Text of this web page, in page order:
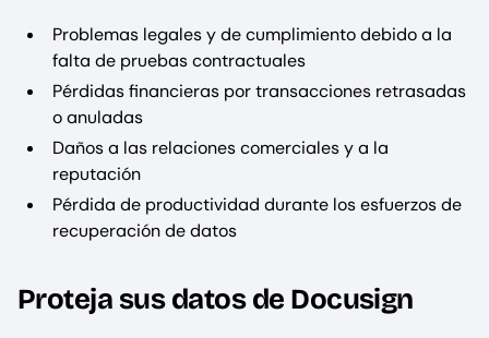
Problemas legales y de cumplimiento debido a la
falta de pruebas contractuales
Pérdidas financieras por transacciones retrasadas
o anuladas
Daños a las relaciones comerciales y a la
reputación
Pérdida de productividad durante los esfuerzos de
recuperación de datos
Proteja sus datos de Docusign